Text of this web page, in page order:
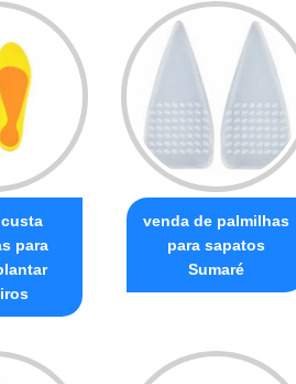
para
venda de palmilhas
para sapatos
Sumaré